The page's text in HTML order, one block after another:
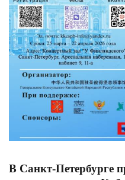
В Санкт-Петербурге